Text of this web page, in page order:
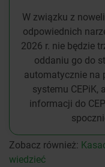
W związku z
odpowiednich
2026 r. nie będzie
oddaniu go do
automatycznie na
systemu CEPiK,
informacji do
Zobacz również:
wiedzieć